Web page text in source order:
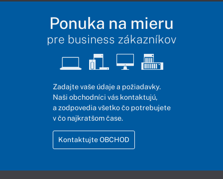
Ponuka na mieru
pre business zákazníkov
Zadajte vaše údaje a požiadavky.
Naši obchodníci vás kontaktujú,
a zodpovedia všetko čo potrebujete
v čo najkratšom čase.
Kontaktujte OBCHOD